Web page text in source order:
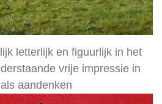
letterlijk en figuurlijk in het
vrije impressie in
aandenken